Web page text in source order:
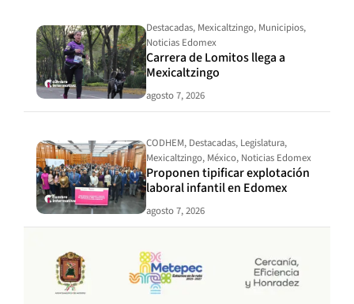
Destacadas, Mexicaltzingo, Municipios,
Noticias Edomex
Carrera de Lomitos llega a
Mexicaltzingo
agosto 7, 2026
CODHEM, Destacadas, Legislatura,
Mexicaltzingo, México, Noticias Edomex
Proponen tipificar explotación
laboral infantil en Edomex
agosto 7, 2026